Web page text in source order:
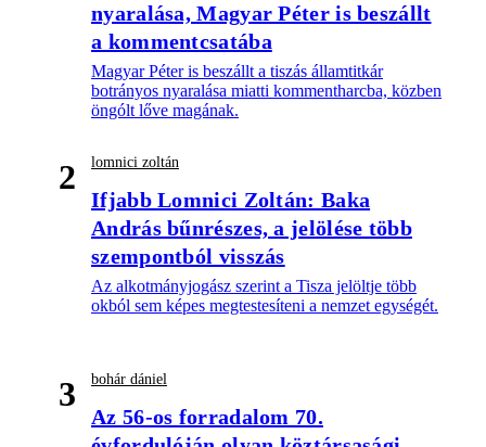
nyaralása, Magyar Péter is beszállt
a kommentcsatába
Magyar Péter is beszállt a tiszás államtitkár
botrányos nyaralása miatti kommentharcba, közben
öngólt lőve magának.
2 lomnici zoltán
Ifjabb Lomnici Zoltán: Baka
András bűnrészes, a jelölése több
szempontból visszás
Az alkotmányjogász szerint a Tisza jelöltje több
okból sem képes megtestesíteni a nemzet egységét.
3 bohár dániel
Az 56-os forradalom 70.